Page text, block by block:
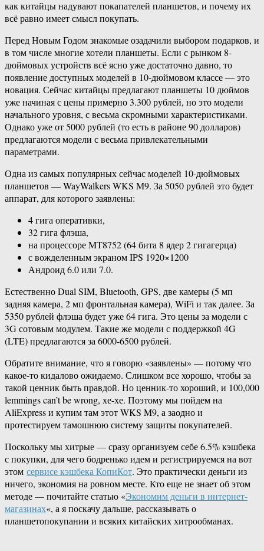
как китайцы надувают покапателей планшетов, и почему их
всё равно имеет смысл покупать.
Перед Новым Годом знакомые озадачили выбором подарков, и
в том числе многие хотели планшеты. Если с рынком 8-
дюймовых устройств всё ясно уже достаточно давно, то
появление доступных моделей в 10-дюймовом классе — это
новация. Сейчас китайцы предлагают планшеты 10 дюймов
уже начиная с цены примерно 3.300 рублей, но это модели
начального уровня, с весьма скромными характеристиками.
Однако уже от 5000 рублей (то есть в районе 90 долларов)
предлагаются модели с весьма привлекательными
параметрами.
Одна из самых популярных сейчас моделей 10-дюймовых
планшетов — WayWalkers WKS M9. За 5050 рублей это будет
аппарат, для которого заявлены:
4 гига оперативки,
32 гига флэша,
на процессоре MT8752 (64 бита 8 ядер 2 гигагерца)
с вожделенным экраном IPS 1920×1200
Андроид 6.0 или 7.0.
Естественно Dual SIM, Bluetooth, GPS, две камеры (5 мп
задняя камера, 2 мп фронтальная камера), WiFi и так далее. За
5350 рублей флэша будет уже 64 гига. Это цены за модели с
3G сотовым модулем. Такие же модели с поддержкой 4G
(LTE) предлагаются за 6000-6500 рублей.
Обратите внимание, что я говорю «заявлены» — потому что
какое-то кидалово ожидаемо. Слишком все хорошо, чтобы за
такой ценник быть правдой. Но ценник-то хороший, и 100,000
lemmings can’t be wrong, хе-хе. Поэтому мы пойдем на
AliExpress и купим там этот WKS M9, а заодно и
протестируем тамошнюю систему защиты покупателей.
Поскольку мы хитрые — сразу организуем себе 6.5% кэшбека
с покупки, для чего бодренько идем и регистрируемся на вот
этом сервисе кэшбека КопиКот. Это практически деньги из
ничего, экономия на ровном месте. Кто еще не знает об этом
методе — почитайте статью «Экономим деньги в интернет-
магазинах«, а я поскачу дальше, рассказывать о
планшетопокупании и всяких китайских хитрообманах.